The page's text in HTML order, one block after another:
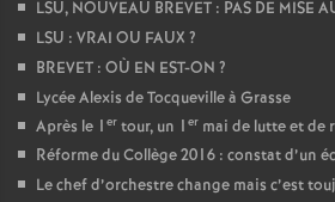
LSU, NOUVEAU BREVET : PAS DE MISE
LSU : VRAI OU FAUX ?
BREVET : OÙ EN EST-ON ?
Lycée Alexis de Tocqueville à Grasse
Après le 1 er tour, un 1 er mai de lutte et de
Réforme du Collège 2016 : constat d’un
Le chef d’orchestre change mais c’est